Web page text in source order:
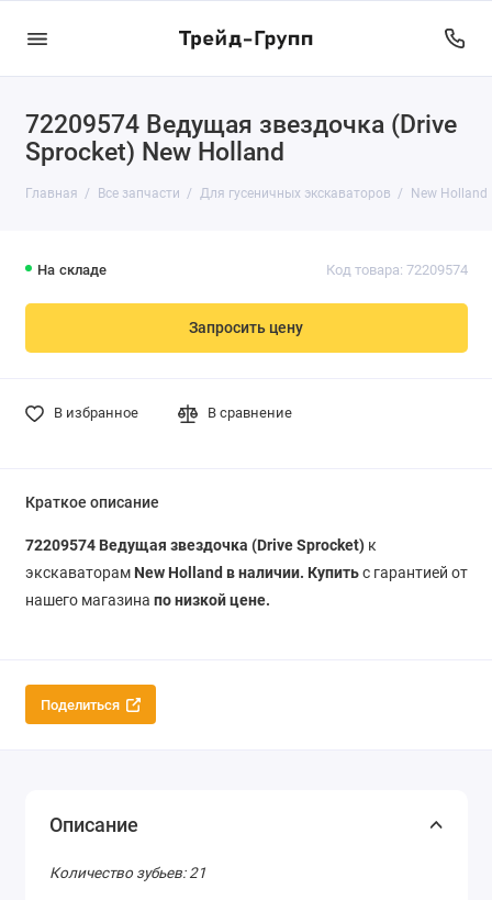
72209574 Ведущая звездочка (Drive
Sprocket) New Holland
Главная Все запчасти Для гусеничных экскаваторов New Holland
На складе Код товара: 72209574
Запросить цену
В избранное В сравнение
Краткое описание
72209574 Ведущая звездочка (Drive Sprocket)к
экскаваторам New Holland в наличии. Купитьс гарантией от
нашего магазина по низкой цене.
Поделиться
Описание
Количество зубьев: 21